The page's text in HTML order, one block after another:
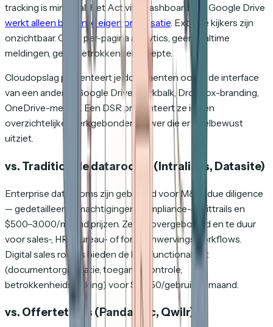
tracking is minimaal. Het Activity Dashboard van Google Drive
werkt alleen binnen je eigen organisatie. Externe kijkers zijn
onzichtbaar. Geen per-pagina analytics, geen realtime
meldingen, geen betrokkenheidsdiepte.
Cloudopslag presenteert je documenten ook in de interface
van een ander — Google Drive-werkbalk, Dropbox-branding,
OneDrive-menu's. Een DSR presenteert ze in een
overzichtelijke, merkgebonden viewer die er doelbewust
uitziet.
vs. Traditionele datarooms (Intralinks, Datasite)
Enterprise datarooms zijn gebouwd voor M&A-due diligence
— gedetailleerde machtigingen, compliance-audittrails en
$500–3.000/maand prijzen. Ze zijn overgebouwd en te duur
voor sales-, HR-, bureau- of fondsenwervingsworkflows.
Digital sales rooms bieden de kernfunctionaliteit
(documentorganisatie, toegangscontrole,
betrokkenheidsracking) voor $10–50/gebruiker/maand.
vs. Offertetools (PandaDoc, Qwilr)